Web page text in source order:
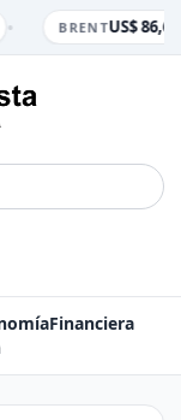
• BRENTUS$ 86,65
Financiera